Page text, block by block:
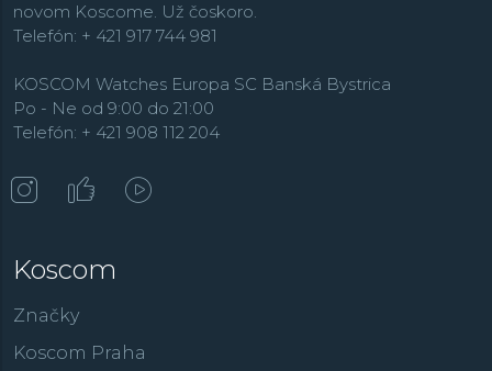
novom Koscome. Už čoskoro.
Telefón: + 421 917 744 981
KOSCOM Watches Europa SC Banská Bystrica
Po - Ne od 9:00 do 21:00
Telefón: + 421 908 112 204
Koscom
Značky
Koscom Praha